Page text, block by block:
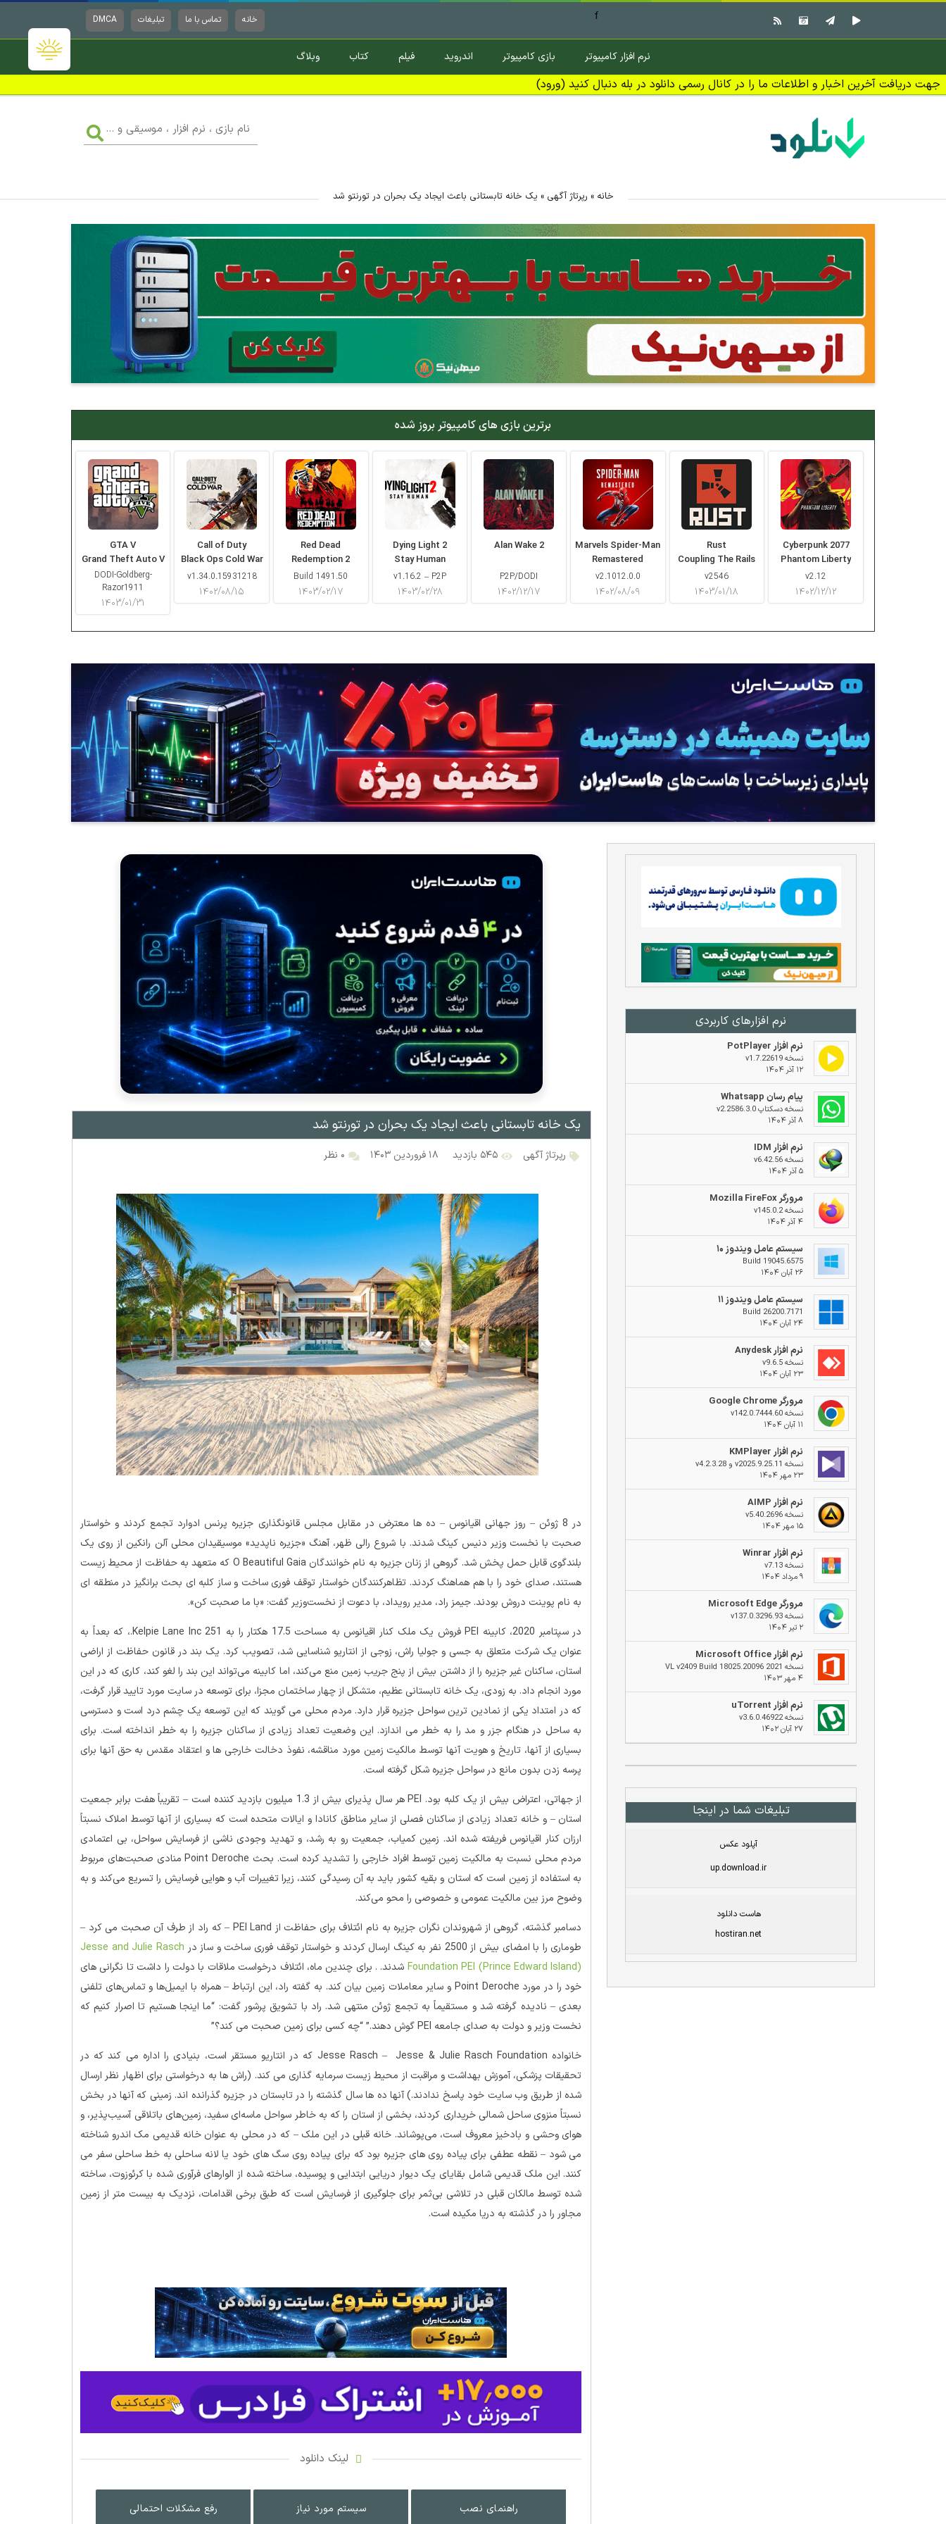
خانه تماس با ما تبلیغات DMCA f
نرم افزار کامپیوتر بازی کامپیوتر اندروید فیلم کتاب وبلاگ
جهت دریافت آخرین اخبار و اطلاعات ما را در کانال رسمی دانلود در بله دنبال کنید (ورود)
بازی
،
خانه » رپرتاژ آگهی » یک خانه تابستانی باعث ایجاد یک بحران در تورنتو شد
برترین بازی های کامپیوتر بروز شده
GTA V
Grand Theft Auto V
DODI-Goldberg-
Razor1911
۱۴۰۳/۰۱/۳۱
Call of Duty
Black Ops Cold War
v1.34.0.15931218
۱۴۰۲/۰۸/۱۵
Red Dead
Redemption 2
Build 1491.50
۱۴۰۳/۰۲/۱۷
Dying Light 2
Stay Human
v1.16.2 – P2P
۱۴۰۳/۰۲/۲۸
Alan Wake 2
P2P/DODI
۱۴۰۲/۱۲/۱۷
Marvels Spider-Man
Remastered
v2.1012.0.0
۱۴۰۲/۰۸/۰۹
Rust
Coupling The Rails
v2546
۱۴۰۳/۰۱/۱۸
Cyberpunk 2077
Phantom Liberty
v2.12
۱۴۰۲/۱۲/۱۲
نرم افزار‌های کاربردی
نرم افزار PotPlayer
نسخه v1.7.22619
۱۲ آذر ۱۴۰۴
پیام رسان Whatsapp
نسخه دسکتاپ v2.2586.3.0
۸ آذر ۱۴۰۴
نرم افزار IDM
نسخه v6.42.56
۵ آذر ۱۴۰۴
مرورگر Mozilla FireFox
نسخه v145.0.2
۴ آذر ۱۴۰۴
سیستم عامل ویندوز ۱۰
Build 19045.6575
۲۶ آبان ۱۴۰۴
سیستم عامل ویندوز ۱۱
Build 26200.7171
۲۴ آبان ۱۴۰۴
نرم افزار Anydesk
نسخه v9.6.5
۲۳ آبان ۱۴۰۴
مرورگر Google Chrome
نسخه v142.0.7444.60
۱۱ آبان ۱۴۰۴
نرم افزار KMPlayer
نسخه v2025.9.25.11 و v4.2.3.28
۲۳ مهر ۱۴۰۴
نرم افزار AIMP
نسخه v5.40.2696
۱۵ مهر ۱۴۰۴
نرم افزار Winrar
نسخه v7.13
۹ مرداد ۱۴۰۴
مرورگر Microsoft Edge
نسخه v137.0.3296.93
۲ تیر ۱۴۰۴
نرم افزار Microsoft Office
نسخه 2021 VL v2409 Build 18025.20096
۴ مهر ۱۴۰۳
نرم افزار uTorrent
نسخه v3.6.0.46922
۲۷ آبان ۱۴۰۲
تبلیغات شما در اینجا
آپلود عکس
up.download.ir
هاست دانلود
hostiran.net
یک خانه تابستانی باعث ایجاد یک بحران در تورنتو شد
رپرتاژ آگهی ۵۴۵ بازدید ۱۸ فروردین ۱۴۰۳ ۰ نظر
در 8 ژوئن – روز جهانی اقیانوس – ده ها معترض در مقابل مجلس قانونگذاری جزیره پرنس ادوارد تجمع کردند و خواستار
صحبت با نخست وزیر دنیس کینگ شدند. با شروع رالی ظهر، آهنگ «جزیره ناپدید» موسیقیدان محلی آلن رانکین از روی یک
بلندگوی قابل حمل پخش شد. گروهی از زنان جزیره به نام خوانندگان O Beautiful Gaia که متعهد به حفاظت از محیط زیست
هستند، صدای خود را با هم هماهنگ کردند. تظاهرکنندگان خواستار توقف فوری ساخت و ساز کلبه ای بحث برانگیز در منطقه ای
به نام پوینت دروش بودند. جیمز راد، مدیر رویداد، با دعوت از نخست‌وزیر گفت: «با ما صحبت کن».
در سپتامبر 2020، کابینه PEI فروش یک ملک کنار اقیانوس به مساحت 17.5 هکتار را به 251 Kelpie Lane Inc.، که بعداً به
عنوان یک شرکت متعلق به جسی و جولیا راش، زوجی از انتاریو شناسایی شد، تصویب کرد. یک بند در قانون حفاظت از اراضی
استان، ساکنان غیر جزیره را از داشتن بیش از پنج جریب زمین منع می‌کند، اما کابینه می‌تواند این بند را لغو کند، کاری که در این
مورد انجام داد. به زودی، یک خانه تابستانی عظیم، متشکل از چهار ساختمان مجزا، برای توسعه در سایت مورد تایید قرار گرفت،
که در امتداد یکی از نمادین ترین سواحل جزیره قرار دارد. مردم محلی می گویند که این توسعه یک چشم درد است و دسترسی
به ساحل در هنگام جزر و مد را به خطر می اندازد. این وضعیت تعداد زیادی از ساکنان جزیره را به خطر انداخته است. برای
بسیاری از آنها، تاریخ و هویت آنها توسط مالکیت زمین مورد مناقشه، نفوذ دخالت خارجی ها و اعتقاد مقدس به حق آنها برای
پرسه زدن بدون مانع در سواحل جزیره شکل گرفته است.
از جهاتی، اعتراض بیش از یک کلبه بود. PEI هر سال پذیرای بیش از 1.3 میلیون بازدید کننده است – تقریباً هفت برابر جمعیت
استان – و خانه تعداد زیادی از ساکنان فصلی از سایر مناطق کانادا و ایالات متحده است که بسیاری از آنها توسط املاک نسبتاً
ارزان کنار اقیانوس فریفته شده اند. زمین کمیاب، جمعیت رو به رشد، و تهدید وجودی ناشی از فرسایش سواحل، بی اعتمادی
مردم محلی نسبت به مالکیت زمین توسط افراد خارجی را تشدید کرده است. بحث Point Deroche منادی صحبت‌های مربوط
به استفاده از زمین است که استان و بقیه کشور باید به آن رسیدگی کنند، زیرا تغییرات آب و هوایی فرسایش را تسریع می‌کند و به
وضوح مرز بین مالکیت عمومی و خصوصی را محو می‌کند.
دسامبر گذشته، گروهی از شهروندان نگران جزیره به نام ائتلاف برای حفاظت از PEI Land – که راد از طرف آن صحبت می کرد –
طوماری را با امضای بیش از 2500 نفر به کینگ ارسال کردند و خواستار توقف فوری ساخت و ساز در
Jesse and Julie Rasch
Foundation PEI (Prince Edward Island) شدند. . برای چندین ماه، ائتلاف درخواست ملاقات با دولت را داشت تا نگرانی های
خود را در مورد Point Deroche و سایر معاملات زمین بیان کند. به گفته راد، این ارتباط – همراه با ایمیل‌ها و تماس‌های تلفنی
بعدی – نادیده گرفته شد و مستقیماً به تجمع ژوئن منتهی شد. راد با تشویق پرشور گفت: “ما اینجا هستیم تا اصرار کنیم که
نخست وزیر و دولت به صدای جامعه PEI گوش دهند.” “چه کسی برای زمین صحبت می کند؟”
خانواده Jesse Rasch – Jesse & Julie Rasch Foundation که در انتاریو مستقر است، بنیادی را اداره می کند که در
تحقیقات پزشکی، آموزش بهداشت و مراقبت از محیط زیست سرمایه گذاری می کند. (راش ها به درخواستی برای اظهار نظر ارسال
شده از طریق وب سایت خود پاسخ ندادند.) آنها ده ها سال گذشته را در تابستان در جزیره گذرانده اند. زمینی که آنها در بخش
نسبتاً منزوی ساحل شمالی خریداری کردند، بخشی از استان را که به خاطر سواحل ماسه‌ای سفید، زمین‌های باتلاقی آسیب‌پذیر، و
هوای وحشی و بادخیز معروف است، می‌پوشاند. خانه قبلی در این ملک – که در محلی به عنوان خانه قدیمی مک اندرو شناخته
می شود – نقطه عطفی برای پیاده روی های جزیره بود که برای پیاده روی سگ های خود یا لانه ساحلی به خط ساحلی سفر می
کنند. این ملک قدیمی شامل بقایای یک دیوار دریایی ابتدایی و پوسیده، ساخته شده از الوارهای فرآوری شده با کرئوزوت، ساخته
شده توسط مالکان قبلی در تلاشی بی‌ثمر برای جلوگیری از فرسایش است که طبق برخی اقدامات، نزدیک به بیست متر از زمین
مجاور را در گذشته به دریا مکیده است.
لینک دانلود
راهنمای نصب سیستم مورد نیاز رفع مشکلات احتمالی